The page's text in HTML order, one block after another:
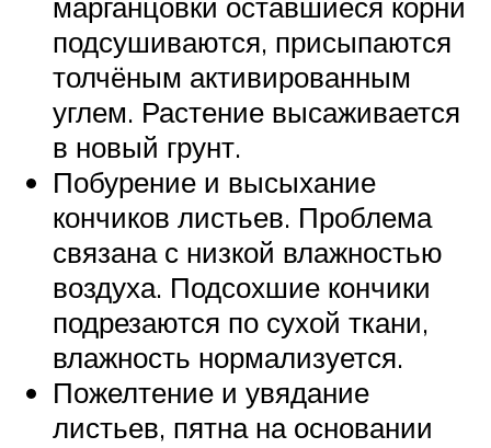
марганцовки оставшиеся корни
подсушиваются, присыпаются
толчёным активированным
углем. Растение высаживается
в новый грунт.
Побурение и высыхание
кончиков листьев. Проблема
связана с низкой влажностью
воздуха. Подсохшие кончики
подрезаются по сухой ткани,
влажность нормализуется.
Пожелтение и увядание
листьев, пятна на основании